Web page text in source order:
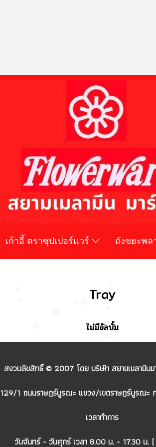
เก้าอี้ ตราซุปเปอร์แวร์ ถังขยะพล
Tray
ไม่มีอัลบั้ม
สงวนลิขสิทธิ์ © 2007 โดย บริษัท สยามเมลามีนม
129/1 ถนนราษฎร์บูรณะ แขวง/เขตราษฎร์บูรณะ
เวลาทำการ
วันจันทร์ - วันศุกร์ เวลา 8.00 น. - 17.30 น.